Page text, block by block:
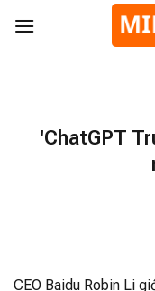
'ChatGPT
CEO Baidu Robin Li